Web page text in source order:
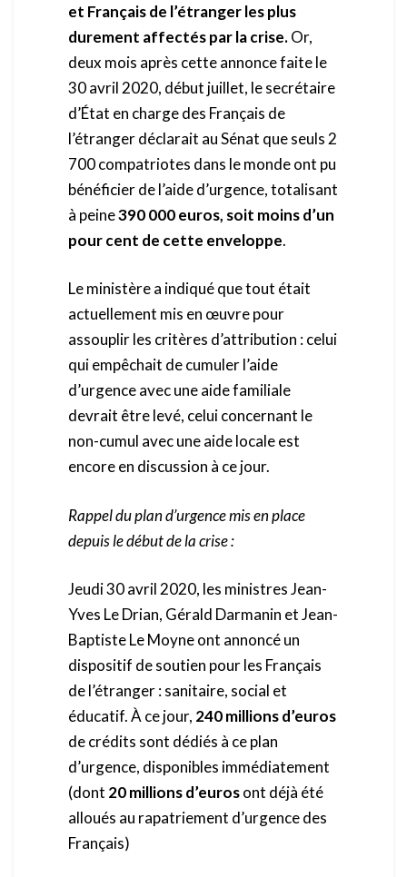
et Français de l’étranger les plus
durement affectés par la crise.Or,
deux mois après cette annonce faite le
30 avril 2020, début juillet, le secrétaire
d’État en charge des Français de
l’étranger déclarait au Sénat que seuls 2
700 compatriotes dans le monde ont pu
bénéficier de l’aide d’urgence, totalisant
à peine390 000 euros, soit moins d’un
pour cent de cette enveloppe.
Le ministère a indiqué que tout était
actuellement mis en œuvre pour
assouplir les critères d’attribution : celui
qui empêchait de cumuler l’aide
d’urgence avec une aide familiale
devrait être levé, celui concernant le
non-cumul avec une aide locale est
encore en discussion à ce jour.
Rappel du plan d’urgence mis en place
depuis le début de la crise :
Jeudi 30 avril 2020, les ministres Jean-
Yves Le Drian, Gérald Darmanin et Jean-
Baptiste Le Moyne ont annoncé un
dispositif de soutien pour les Français
de l’étranger : sanitaire, social et
éducatif. À ce jour, 240 millions d’euros
de crédits sont dédiés à ce plan
d’urgence, disponibles immédiatement
(dont 20 millions d’eurosont déjà été
alloués au rapatriement d’urgence des
Français)